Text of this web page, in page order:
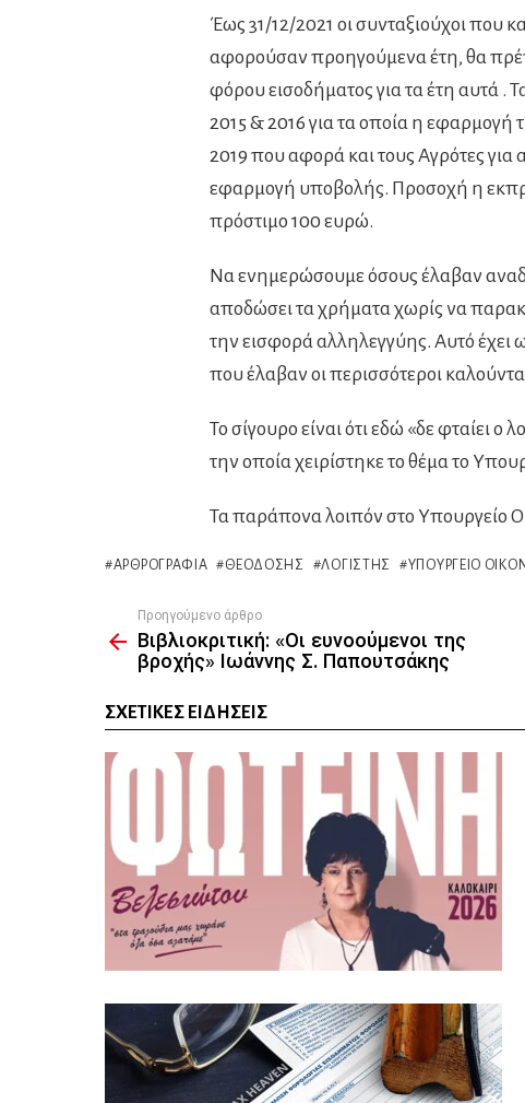
Έως 31/12/2021 οι συνταξιούχοι που
αφορούσαν προηγούμενα έτη, θα
φόρου εισοδήματος για τα έτη αυτά .
2015 & 2016 για τα οποία η εφαρμογή
2019 που αφορά και τους Αγρότες
εφαρμογή υποβολής. Προσοχή η
πρόστιμο 100 ευρώ.
Να ενημερώσουμε όσους έλαβαν
αποδώσει τα χρήματα χωρίς να
την εισφορά αλληλεγγύης. Αυτό
που έλαβαν οι περισσότεροι
Το σίγουρο είναι ότι εδώ «δε φταίει
την οποία χειρίστηκε το θέμα το
Τα παράπονα λοιπόν στο Υπουργείο
ΑΡΘΡΟΓΡΑΦΊΑ ΘΕΟΔΌΣΗΣ ΛΟΓΙΣΤΉΣ ΥΠΟΥΡΓΕΊΟ
more
Προηγούμενο άρθρο
Βιβλιοκριτική: «Οι ευνοούμενοι της
βροχής» Ιωάννης Σ. Παπουτσάκης
ΣΧΕΤΙΚΈΣ ΕΙΔΉΣΕΙΣ